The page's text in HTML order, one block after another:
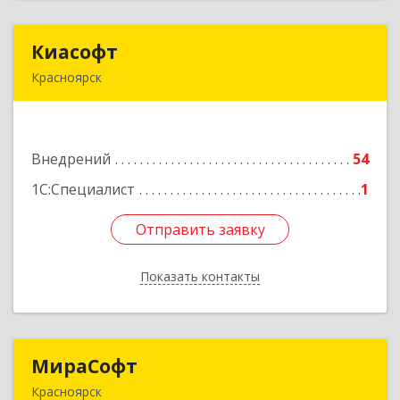
Киасофт
Красноярск
Внедрений
54
1С:Специалист
1
Отправить заявку
Показать контакты
Подробнее
Отправить заявку
Назад
МираСофт
Красноярск